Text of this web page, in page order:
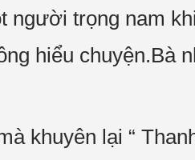
người trọng nam
hiểu chuyện.Bà
khuyên lại “